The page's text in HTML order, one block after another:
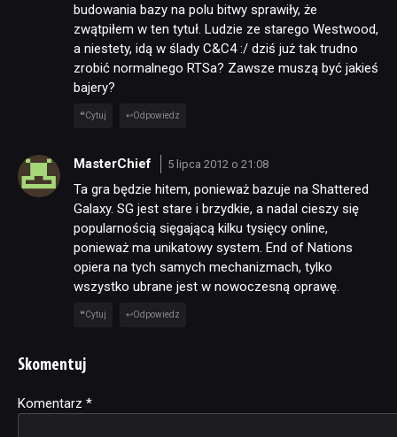
budowania bazy na polu bitwy sprawiły, że
zwątpiłem w ten tytuł. Ludzie ze starego Westwood,
a niestety, idą w ślady C&C4 :/ dziś już tak trudno
zrobić normalnego RTSa? Zawsze muszą być jakieś
bajery?
Cytuj Odpowiedz
MasterChief 5 lipca 2012 o 21:08
Ta gra będzie hitem, ponieważ bazuje na Shattered
Galaxy. SG jest stare i brzydkie, a nadal cieszy się
popularnością sięgającą kilku tysięcy online,
ponieważ ma unikatowy system. End of Nations
opiera na tych samych mechanizmach, tylko
wszystko ubrane jest w nowoczesną oprawę.
Cytuj Odpowiedz
Skomentuj
Komentarz *
Alternative: